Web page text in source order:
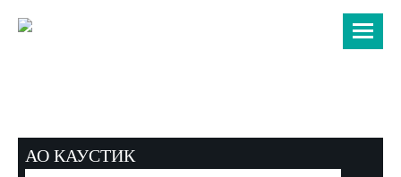
АО КАУСТИК